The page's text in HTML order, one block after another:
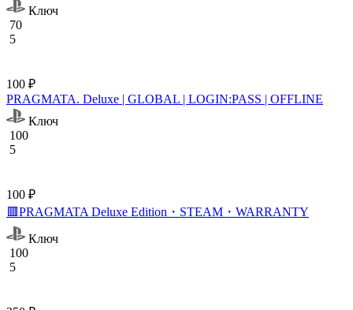
Ключ
70
5
100 ₽
PRAGMATA. Deluxe | GLOBAL | LOGIN:PASS | OFFLINE
Ключ
100
5
100 ₽
🟥PRAGMATA Deluxe Edition・STEAM・WARRANTY
Ключ
100
5